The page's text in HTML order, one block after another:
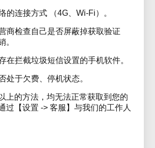
的连接方式 （4G、Wi-Fi）。
商检查自己是否屏蔽掉获取验证
。
在拦截垃圾短信设置的手机软件。
处于欠费、停机状态。
上的方法，均无法正常获取到您的
过【设置 -> 客服】与我们的工作人